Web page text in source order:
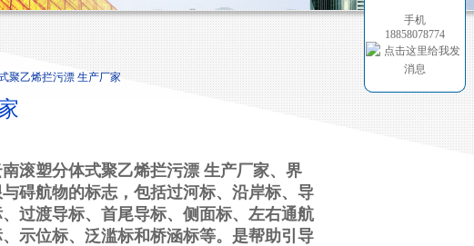
聚乙烯拦污漂 生产厂家
南滚塑分体式聚乙烯拦污漂 生产厂家、界
与碍航物的标志，包括过河标、沿岸标、导
过渡导标、首尾导标、侧面标、左右通航
示位标、泛滥标和桥涵标等。是帮助引导
手机
18858078774